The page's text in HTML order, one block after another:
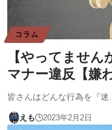
コラム
【やってませ
マナー違反【嫌
皆さんはどんな行為を『迷…
えも 2023年2月2日